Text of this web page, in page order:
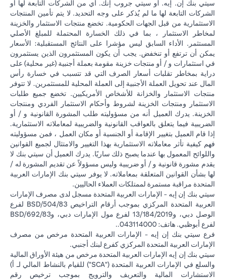
سيتي بنك إن. إيه. أو سيتي جروب إنك. أي من الشركات التابعة لها أو
الشركات التابعة لها ما لم يُذكر على وجه التحديد. لا يتم تأمين المنتجات
الاستثمارية من قبل الجهات الحكومية. تخضع منتجات الاستثمار والخزينة
لمخاطر الاستثمار ، بما في ذلك الخسارة المحتملة للمبلغ الأصلي
المستثمر. الأداء السابق ليس مؤشرا على النتائج المستقبلية: الأسعار
يمكن أن ترتفع أو تنخفض. يجب أن يكون المستثمرون الذين يستثمرون
في استثمارات و / أو منتجات خزينة مقومة بعملة أجنبية (غير محلية) على
دراية بمخاطر تقلبات أسعار الصرف التي قد تتسبب في خسارة رأس
المال عند تحويل العملة الأجنبية إلى العملة المحلية للمستثمرين. لا تتوفر
منتجات الاستثمار والخزانة للأشخاص الأمريكيين. تخضع جميع طلبات
الاستثمار ومنتجات الخزينة لشروط وأحكام الاستثمار الفردي ومنتجات
الخزينة. يدرك العميل أنه من مسؤوليته طلب المشورة القانونية و / أو
الضريبية فيما يتعلق بالعواقب القانونية والضريبية لمعاملاته الاستثمارية.
إذا قام العميل بتغيير الإقامة أو الجنسية أو مكان العمل ، فمن مسؤوليته
فهم كيفية تأثر معاملاته الاستثمارية بهذا التغيير والامتثال لجميع القوانين
واللوائح المعمول بها عندما يصبح ذلك ساريًا. يدرك العميل أن سيتي بنك لا
يقدم مشورة قانونية و / أو ضريبية وليس مسؤولاً عن تقديم المشورة له /
لها بشأن القوانين المتعلقة بمعاملاته. لا يوفر سيتي بنك الإمارات العربية
المتحدة مراقبة مستمرة لممتلكات العملاء الحاليين.
سيتي بنك إن إيه - الإمارات العربية المتحدة مسجل لدى مصرف الإمارات
العربية المتحدة المركزي بموجب أرقام التراخيص BSD/504/83 لفرع
الوصل دبي، و13/184/2019 لفرع مول الإمارات دبي، وBSD/692/83
لفرع أبوظبي. هاتف: 043114000..
فرع سيتي بنك إن إيه - الإمارات العربية المتحدة مرخص من مصرف
الإمارات العربية المتحدة المركزي كفرع لبنك أجنبي.
سيتي بنك إن إيه الإمارات العربية المتحدة مرخص من هيئة الأوراق المالية
والسلع في الإمارات العربية المتحدة ("SCA") للقيام بالنشاط المالي لـ أ)
الاستشارات المالية والتعريف والترويج بموجب ترخيص رقم